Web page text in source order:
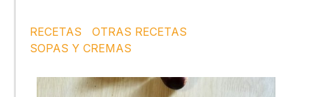
RECETAS
OTRAS RECETAS
SOPAS Y CREMAS